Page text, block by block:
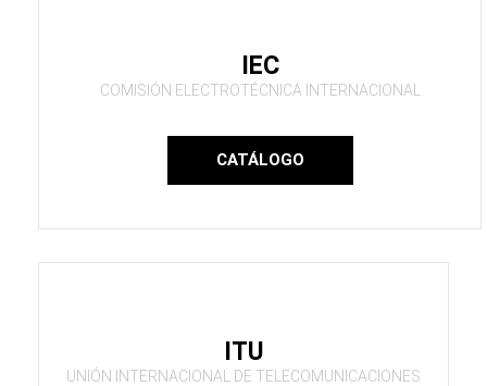
IEC
COMISIÓN ELECTROTÉCNICA INTERNACIONAL
CATÁLOGO
ITU
UNIÓN INTERNACIONAL DE TELECOMUNICACIONES